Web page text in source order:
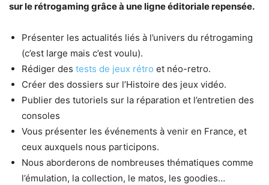
sur le rétrogaming grâce à une ligne éditoriale repensée.
Présenter les actualités liés à l’univers du rétrogaming
(c’est large mais c’est voulu).
Rédiger des tests de jeux rétro et néo-retro.
Créer des dossiers sur l’Histoire des jeux vidéo.
Publier des tutoriels sur la réparation et l’entretien des
consoles
Vous présenter les événements à venir en France, et
ceux auxquels nous participons.
Nous aborderons de nombreuses thématiques comme
l’émulation, la collection, le matos, les goodies…